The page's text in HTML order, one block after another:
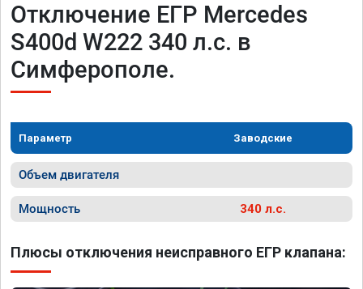
Отключение ЕГР Mercedes
S400d W222 340 л.с. в
Симферополе.
Параметр Заводские
Объем двигателя
Мощность 340 л.с.
Плюсы отключения неисправного ЕГР клапана: